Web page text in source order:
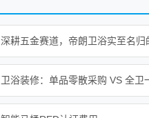
深耕五金赛道，帝朗卫浴实至名
卫浴装修：单品零散采购 VS 全卫